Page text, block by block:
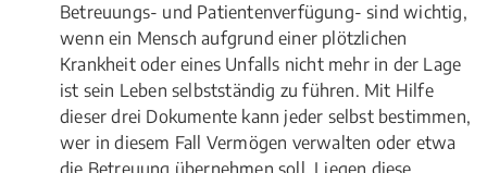
Betreuungs- und Patientenverfügung- sind wichtig,
wenn ein Mensch aufgrund einer plötzlichen
Krankheit oder eines Unfalls nicht mehr in der Lage
ist sein Leben selbstständig zu führen. Mit Hilfe
dieser drei Dokumente kann jeder selbst bestimmen,
wer in diesem Fall Vermögen verwalten oder etwa